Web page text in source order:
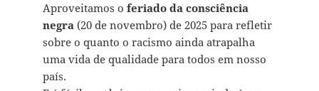
Aproveitamos o feriado da consciência
negra (20 de novembro) de 2025 para refletir
sobre o quanto o racismo ainda atrapalha
uma vida de qualidade para todos em nosso
país.